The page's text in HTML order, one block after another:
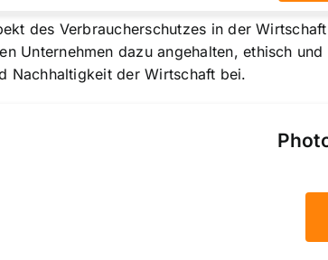
des Verbraucherschutzes in der
Unternehmen dazu angehalten, ethisch
Nachhaltigkeit der Wirtschaft bei.